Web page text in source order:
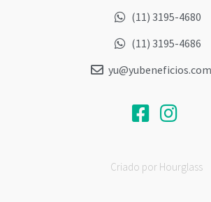
(11) 3195-4680
(11) 3195-4686
Criado por Hourglass